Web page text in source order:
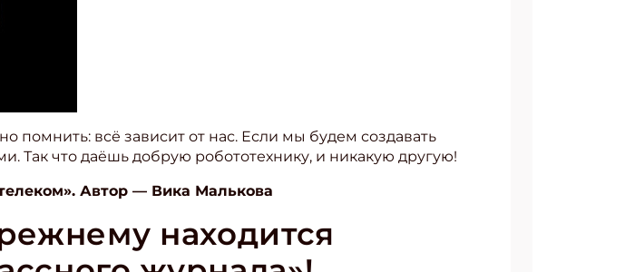
помнить: всё зависит от нас. Если мы будем создавать
Так что даёшь добрую робототехнику, и никакую другую!
Автор — Вика Малькова
находится